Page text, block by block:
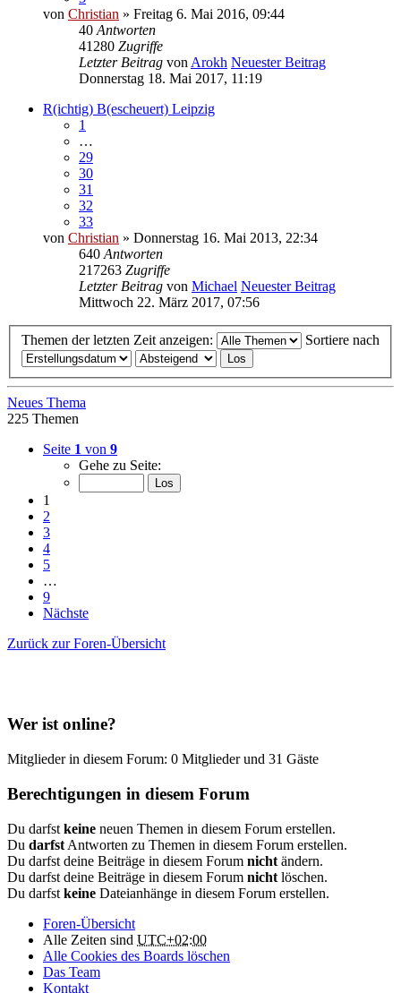
von Christian » Freitag 6. Mai 2016, 09:44
40 Antworten
41280 Zugriffe
Letzter Beitrag von Arokh Neuester Beitrag
Donnerstag 18. Mai 2017, 11:19
R(ichtig) B(escheuert) Leipzig
1
…
29
30
31
32
33
von Christian » Donnerstag 16. Mai 2013, 22:34
640 Antworten
217263 Zugriffe
Letzter Beitrag von Michael Neuester Beitrag
Mittwoch 22. März 2017, 07:56
Themen der letzten Zeit anzeigen: Sortiere nach
Neues Thema
225 Themen
Seite 1 von 9
Gehe zu Seite:
1
2
3
4
5
…
9
Nächste
Zurück zur Foren-Übersicht
Wer ist online?
Mitglieder in diesem Forum: 0 Mitglieder und 31 Gäste
Berechtigungen in diesem Forum
Du darfst keine neuen Themen in diesem Forum erstellen.
Du darfst Antworten zu Themen in diesem Forum erstellen.
Du darfst deine Beiträge in diesem Forum nicht ändern.
Du darfst deine Beiträge in diesem Forum nicht löschen.
Du darfst keine Dateianhänge in diesem Forum erstellen.
Foren-Übersicht
Alle Zeiten sind UTC+02:00
Alle Cookies des Boards löschen
Das Team
Kontakt